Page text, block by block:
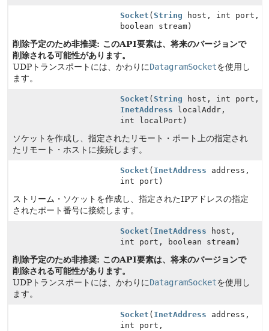
Socket (String host, int port,
boolean stream)
削除予定のため非推奨: このAPI要素は、将来のバージョンで
削除される可能性があります。
UDPトランスポートには、かわりにDatagramSocketを使用し
ます。
Socket (String host, int port,
InetAddress localAddr,
int localPort)
ソケットを作成し、指定されたリモート・ポート上の指定され
たリモート・ホストに接続します。
Socket ( InetAddress address,
int port)
ストリーム・ソケットを作成し、指定されたIPアドレスの指定
されたポート番号に接続します。
Socket ( InetAddress host,
int port, boolean stream)
削除予定のため非推奨: このAPI要素は、将来のバージョンで
削除される可能性があります。
UDPトランスポートには、かわりにDatagramSocketを使用し
ます。
Socket ( InetAddress address,
int port,